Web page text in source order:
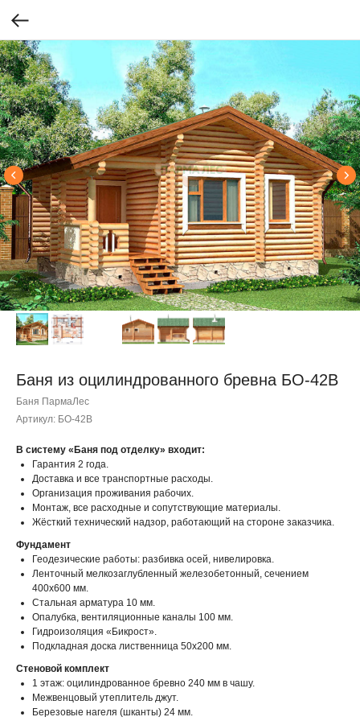
Баня из оцилиндрованного бревна БО-42В
Баня ПармаЛес
Артикул: БО-42В
В систему «Баня под отделку» входит:
Гарантия 2 года.
Доставка и все транспортные расходы.
Организация проживания рабочих.
Монтаж, все расходные и сопутствующие материалы.
Жёсткий технический надзор, работающий на стороне заказчика.
Фундамент
Геодезические работы: разбивка осей, нивелировка.
Ленточный мелкозаглубленный железобетонный, сечением
400х600 мм.
Стальная арматура 10 мм.
Опалубка, вентиляционные каналы 100 мм.
Гидроизоляция «Бикрост».
Подкладная доска лиственница 50х200 мм.
Стеновой комплект
1 этаж: оцилиндрованное бревно 240 мм в чашу.
Межвенцовый утеплитель джут.
Березовые нагеля (шканты) 24 мм.